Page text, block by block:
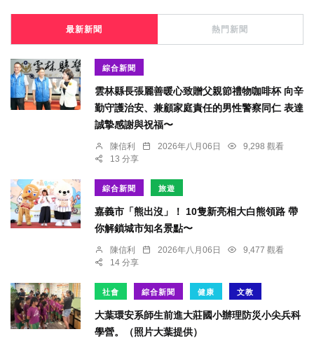
最新新聞 熱門新聞
綜合新聞
雲林縣長張麗善暖心致贈父親節禮物咖啡杯 向辛
勤守護治安、兼顧家庭責任的男性警察同仁 表達
誠摯感謝與祝福〜
陳信利 2026年八月06日
9,298 觀看
13 分享
綜合新聞 旅遊
嘉義市「熊出沒」！ 10隻新亮相大白熊領路 帶
你解鎖城市知名景點〜
陳信利 2026年八月06日
9,477 觀看
14 分享
社會 綜合新聞 健康 文教
大葉環安系師生前進大莊國小辦理防災小尖兵科
學營。（照片大葉提供）